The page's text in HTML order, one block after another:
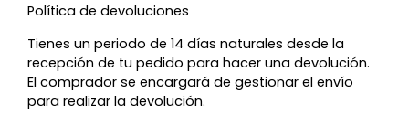
Política de devoluciones
Tienes un periodo de 14 días naturales desde la
recepción de tu pedido para hacer una devolución.
El comprador se encargará de gestionar el envío
para realizar la devolución.